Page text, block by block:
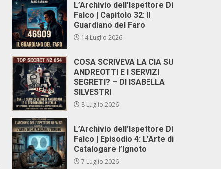
L’Archivio dell’Ispettore Di
Falco | Capitolo 32: Il
Guardiano del Faro
14 Luglio 2026
COSA SCRIVEVA LA CIA SU
ANDREOTTI E I SERVIZI
SEGRETI? – DI ISABELLA
SILVESTRI
8 Luglio 2026
L’Archivio dell’Ispettore Di
Falco | Episodio 4: L’Arte di
Catalogare l’Ignoto
7 Luglio 2026